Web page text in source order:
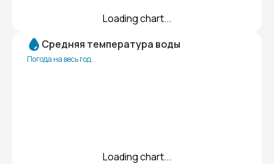
Loading chart...
Средняя температура воды
Погода на весь год
Loading chart...